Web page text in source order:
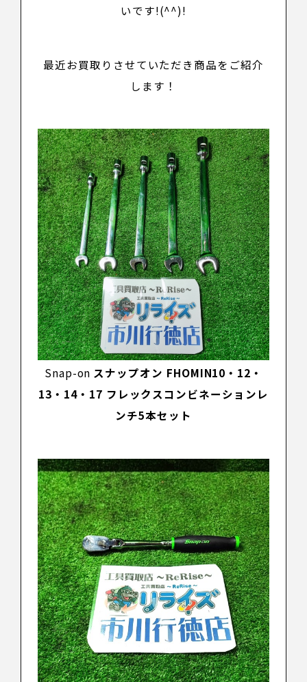
いです!(^^)!
最近お買取りさせていただき商品をご紹介
します！
Snap-on スナップオン FHOMIN10・12・
13・14・17 フレックスコンビネーションレ
ンチ5本セット